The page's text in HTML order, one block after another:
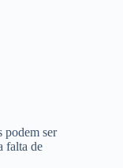
podem ser
falta de